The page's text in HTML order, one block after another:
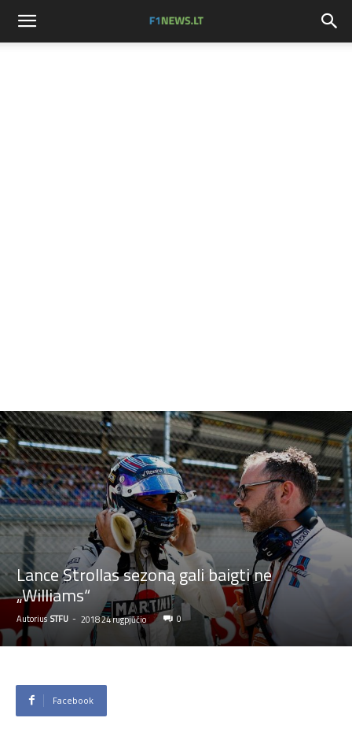
Lance Strollas sezoną gali baigti ne
„Williams“
Autorius STFU - 2018 24 rugpjūčio 0
Facebook